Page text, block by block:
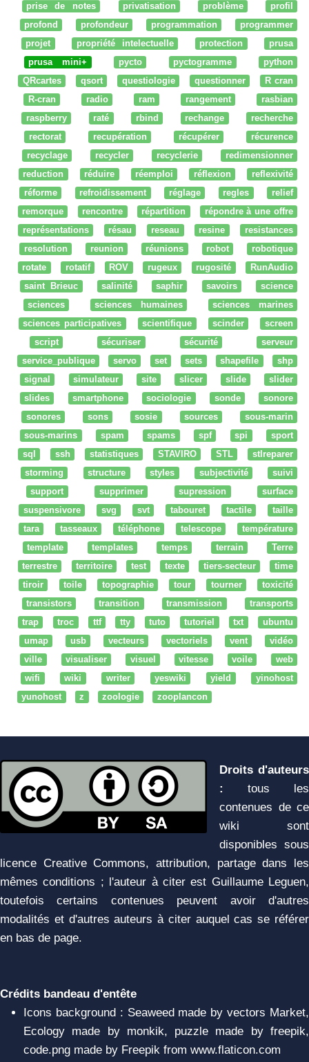
prise de notes
privatisation problème
profil
profond
profondeur programmation
programmer
projet
propriété intelectuelle protection
prusa
prusa mini+
pycto pyctogramme
python
QRcartes
qsort questiologie questionner
R cran
R-cran
radio ram rangement
rasbian
raspberry
raté rbind rechange
recherche
rectorat
recupération récupérer
récurence
recyclage
recycler recyclerie
redimensionner
reduction
réduire réemploi réflexion
reflexivité
réforme
refroidissement réglage regles
relief
remorque
rencontre répartition
répondre à une offre
représentations
résau reseau resine
resistances
resolution
reunion réunions robot
robotique
rotate
rotatif ROV rugeux rugosité
RunAudio
saint Brieuc
salinité saphir savoirs
science
sciences
sciences humaines
sciences marines
sciences participatives
scientifique scinder
screen
script
sécuriser sécurité
serveur
service_publique
servo set sets shapefile
shp
signal
simulateur site slicer slide
slider
slides
smartphone sociologie sonde
sonore
sonores
sons sosie sources
sous-marin
sous-marins
spam spams spf spi
sport
sql
ssh statistiques STAVIRO STL
stlreparer
storming
structure styles subjectivité
suivi
support
supprimer supression
surface
suspensivore
svg svt tabouret tactile
taille
tara
tasseaux téléphone telescope
température
template
templates temps terrain
Terre
terrestre
territoire test texte tiers-secteur
time
tiroir
toile topographie tour tourner
toxicité
transistors
transition transmission
transports
trap
troc ttf tty tuto tutoriel txt
ubuntu
umap
usb vecteurs vectoriels vent
vidéo
ville
visualiser visuel vitesse voile
web
wifi
wiki writer yeswiki yield
yinohost
yunohost
z zoologie zooplancon
Droits d'auteurs
:
tous les
contenues de ce
wiki sont
disponibles sous
licence Creative Commons, attribution, partage dans les
mêmes conditions ; l'auteur à citer est Guillaume Leguen,
toutefois certains contenues peuvent avoir d'autres
modalités et d'autres auteurs à citer auquel cas se référer
en bas de page.
Crédits bandeau d'entête
Icons background : Seaweed made by vectors Market,
Ecology made by monkik, puzzle made by freepik,
code.png made by Freepik from www.flaticon.com